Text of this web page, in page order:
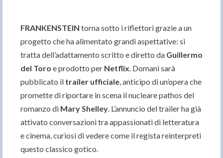
FRANKENSTEIN torna sotto i riflettori grazie a un
progetto che ha alimentato grandi aspettative: si
tratta dell’adattamento scritto e diretto da Guillermo
del Toro e prodotto per Netflix. Domani sarà
pubblicato il trailer ufficiale, anticipo di un’opera che
promette di riportare in scena il nucleare pathos del
romanzo di Mary Shelley. L’annuncio del trailer ha già
attivato conversazioni tra appassionati di letteratura
e cinema, curiosi di vedere come il regista reinterpreti
questo classico gotico.